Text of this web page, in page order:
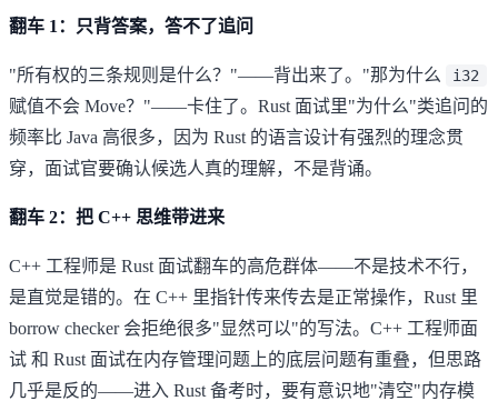
翻车 1：只背答案，答不了追问
"所有权的三条规则是什么？"——背出来了。"那为什么 i32
赋值不会 Move？"——卡住了。Rust 面试里"为什么"类追问的
频率比 Java 高很多，因为 Rust 的语言设计有强烈的理念贯
穿，面试官要确认候选人真的理解，不是背诵。
翻车 2：把 C++ 思维带进来
C++ 工程师是 Rust 面试翻车的高危群体——不是技术不行，
是直觉是错的。在 C++ 里指针传来传去是正常操作，Rust 里
borrow checker 会拒绝很多"显然可以"的写法。 C++ 工程师面
试 和 Rust 面试在内存管理问题上的底层问题有重叠，但思路
几乎是反的——进入 Rust 备考时，要有意识地"清空"内存模